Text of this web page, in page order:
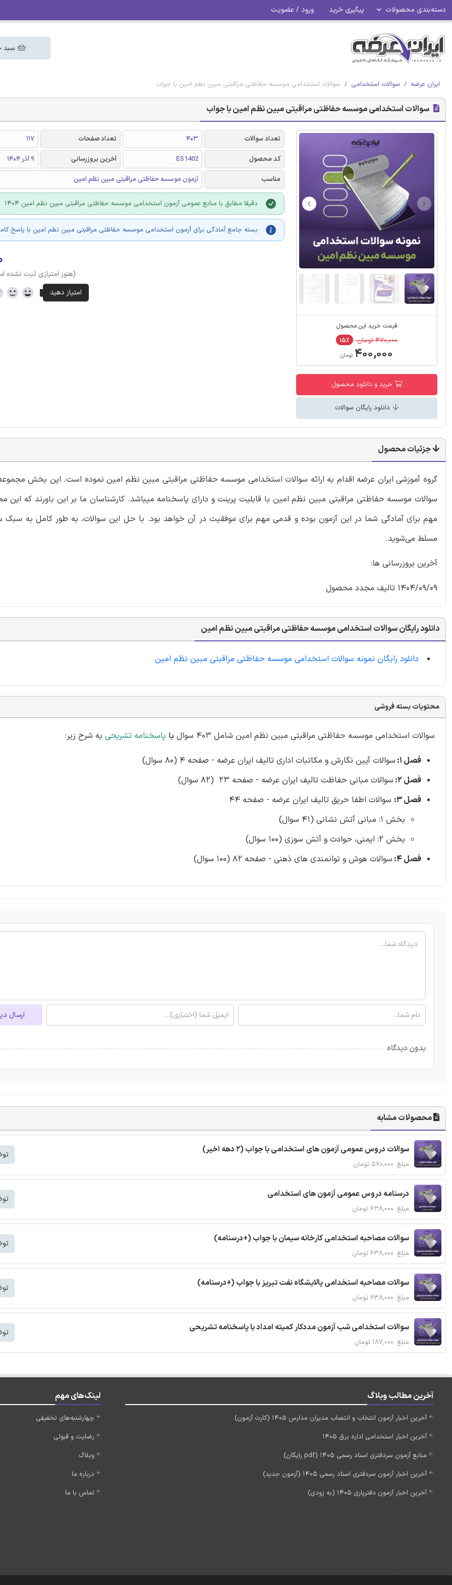
دسته‌بندی محصولات پیگیری خرید ورود / عضویت
سبد
ایران عرضه سوالات استخدامی سوالات استخدامی موسسه حفاظتی مراقبتی مبین نظم امین با جواب
سوالات استخدامی موسسه حفاظتی مراقبتی مبین نظم امین با جواب
قیمت خرید این محصول
۴۷۰,۰۰۰ تومان ۱۵٪
۴۰۰,۰۰۰ تومان
خرید و دانلود محصول
دانلود رایگان سوالات
تعداد سوالات 403 تعداد صفحات
117
کد محصول
ES1402 آخرین بروزرسانی
9 آذر 1404
مناسب
آزمون موسسه حفاظتی مراقبتی مبین نظم امین
دقیقا مطابق با منابع عمومی آزمون استخدامی موسسه حفاظتی مراقبتی مبین نظم امین 1404
بسته جامع آمادگی برای آزمون استخدامی موسسه حفاظتی مراقبتی مبین نظم امین با پاسخ
(هنوز امتیازی ثبت نشده
جزئیات محصول
گروه آموزشی ایران عرضه اقدام به ارائه سوالات استخدامی موسسه حفاظتی مراقبتی مبین نظم امین نموده است. این بخش
سوالات موسسه حفاظتی مراقبتی مبین نظم امین با قابلیت پرینت و دارای پاسخنامه میباشد. کارشناسان ما بر این باورند که این
مهم برای آمادگی شما در این آزمون بوده و قدمی مهم برای موفقیت در آن خواهد بود. با حل این سوالات، به طور کامل به سبک
مسلط می‌شوید.
آخرین بروزرسانی ها:
1404/09/09 تالیف مجدد محصول
دانلود رایگان سوالات استخدامی موسسه حفاظتی مراقبتی مبین نظم امین
دانلود رایگان نمونه سوالات استخدامی موسسه حفاظتی مراقبتی مبین نظم امین
محتویات بسته فروشی
سوالات استخدامی موسسه حفاظتی مراقبتی مبین نظم امین شامل 403 سوال با پاسخنامه تشریحی به شرح زیر:
فصل 1:
سوالات آیین نگارش و مکاتبات اداری تالیف ایران عرضه - صفحه 4 (80 سوال)
فصل 2:
سوالات مبانی حفاظت تالیف ایران عرضه - صفحه 23 (82 سوال)
فصل 3:
سوالات اطفا حریق تالیف ایران عرضه - صفحه 44
بخش 1: مبانی آتش نشانی (41 سوال)
بخش 2: ایمنی، حوادث و آتش سوزی (100 سوال)
فصل 4:
سوالات هوش و توانمندی های ذهنی - صفحه 82 (100 سوال)
ارسال
بدون دیدگاه
محصولات مشابه
سوالات دروس عمومی آزمون های استخدامی با جواب (2 دهه اخیر)
مبلغ: ۵۷۰,۰۰۰ تومان
درسنامه دروس عمومی آزمون های استخدامی
مبلغ: ۶۳۸,۰۰۰ تومان
سوالات مصاحبه استخدامی کارخانه سیمان با جواب (+درسنامه)
مبلغ: ۶۳۸,۰۰۰ تومان
سوالات مصاحبه استخدامی پالایشگاه نفت تبریز با جواب (+درسنامه)
مبلغ: ۶۳۸,۰۰۰ تومان
سوالات استخدامی شب آزمون مددکار کمیته امداد با پاسخنامه تشریحی
مبلغ: ۱۸۷,۰۰۰ تومان
آخرین مطالب وبلاگ
آخرین اخبار آزمون انتخاب و انتصاب مدیران مدارس 1405 (کارت آزمون)
آخرین اخبار استخدامی اداره برق 1405
منابع آزمون سردفتری اسناد رسمی 1405 (pdf رایگان)
آخرین اخبار آزمون سردفتری اسناد رسمی 1405 (آزمون جدید)
آخرین اخبار آزمون دفتریاری 1405 (به زودی)
لینک‌های مهم
چهارشنبه‌های تخفیفی
رضایت و قبولی
وبلاگ
درباره ما
تماس با ما